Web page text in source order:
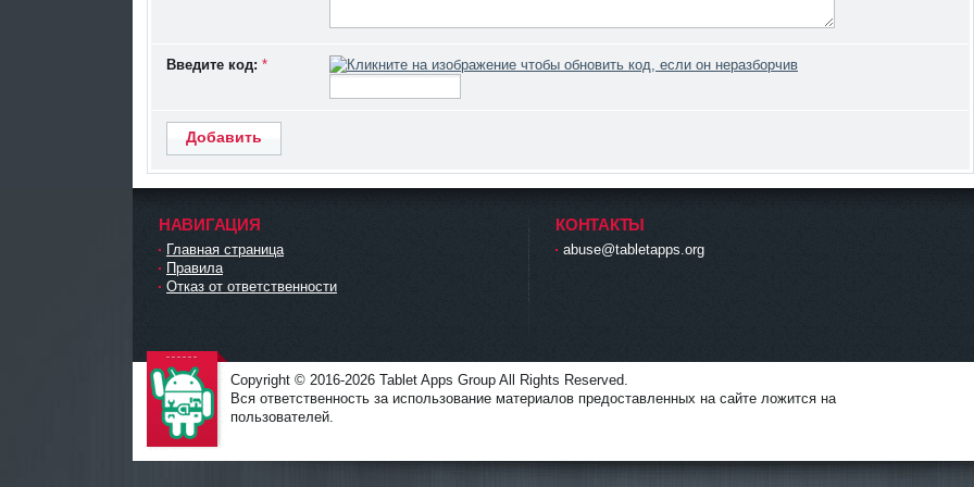
Введите код: *
Добавить
НАВИГАЦИЯ
Главная страница
Правила
Отказ от ответственности
КОНТАКТЫ
abuse@tabletapps.org
TabletApps.
Copyright © 2016-2026 Tablet Apps Group All Rights Reserved.
Вся ответственность за использование материалов предоставленных на сайте ложится на
пользователей.